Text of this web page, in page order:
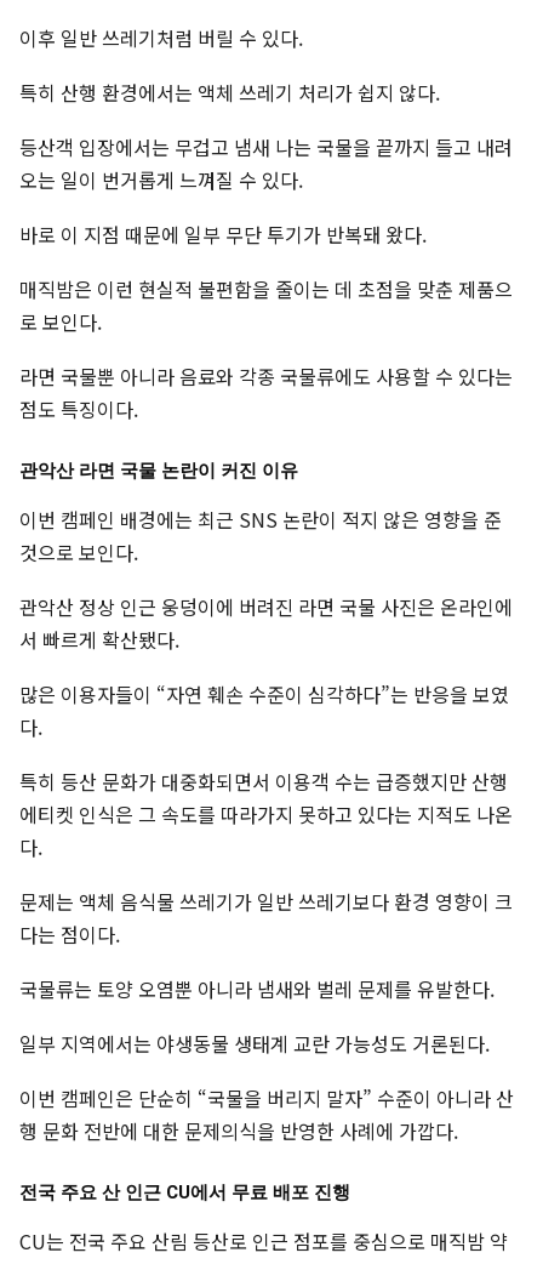
이후 일반 쓰레기처럼 버릴 수 있다.
특히 산행 환경에서는 액체 쓰레기 처리가 쉽지 않다.
등산객 입장에서는 무겁고 냄새 나는 국물을 끝까지 들고 내려
오는 일이 번거롭게 느껴질 수 있다.
바로 이 지점 때문에 일부 무단 투기가 반복돼 왔다.
매직밤은 이런 현실적 불편함을 줄이는 데 초점을 맞춘 제품으
로 보인다.
라면 국물뿐 아니라 음료와 각종 국물류에도 사용할 수 있다는
점도 특징이다.
관악산 라면 국물 논란이 커진 이유
이번 캠페인 배경에는 최근 SNS 논란이 적지 않은 영향을 준
것으로 보인다.
관악산 정상 인근 웅덩이에 버려진 라면 국물 사진은 온라인에
서 빠르게 확산됐다.
많은 이용자들이 “자연 훼손 수준이 심각하다”는 반응을 보였
다.
특히 등산 문화가 대중화되면서 이용객 수는 급증했지만 산행
에티켓 인식은 그 속도를 따라가지 못하고 있다는 지적도 나온
다.
문제는 액체 음식물 쓰레기가 일반 쓰레기보다 환경 영향이 크
다는 점이다.
국물류는 토양 오염뿐 아니라 냄새와 벌레 문제를 유발한다.
일부 지역에서는 야생동물 생태계 교란 가능성도 거론된다.
이번 캠페인은 단순히 “국물을 버리지 말자” 수준이 아니라 산
행 문화 전반에 대한 문제의식을 반영한 사례에 가깝다.
전국 주요 산 인근 CU에서 무료 배포 진행
CU는 전국 주요 산림 등산로 인근 점포를 중심으로 매직밤 약